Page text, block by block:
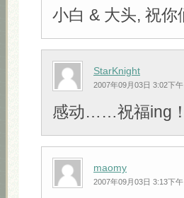
小白 & 大头, 祝你
StarKnight
2007年09月03日 3:02下午
感动……祝福ing！
maomy
2007年09月03日 3:13下午